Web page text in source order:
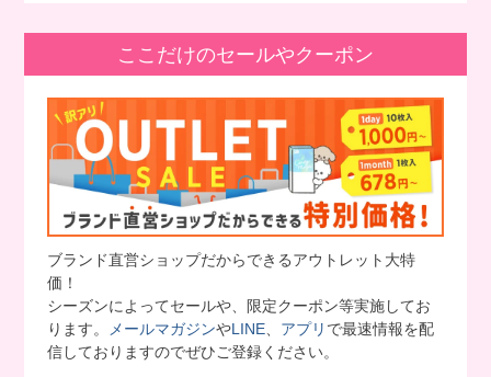
ここだけのセールやクーポン
ブランド直営ショップだからできるアウトレット大特
価！
シーズンによってセールや、限定クーポン等実施してお
ります。
メールマガジンやLINE、 アプリ で最速情報を配
信しておりますのでぜひご登録ください。